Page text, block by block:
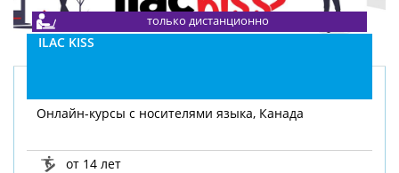
ILAC KISS
только дистанционно
Онлайн-курсы с носителями языка, Канада
от 14 лет